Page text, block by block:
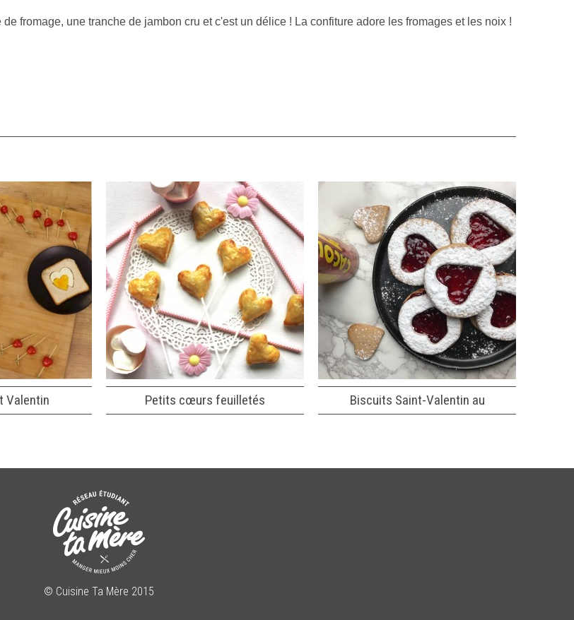
fromage, une tranche de jambon cru et c'est un délice ! La confiture adore les fromages et les noix !
Valentin Petits cœurs feuilletés Biscuits Saint-Valentin au
© Cuisine Ta Mère 2015